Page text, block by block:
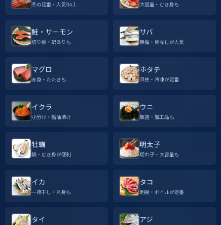
冬の定番・人気No.1 大容量・むき身も
鮭・サーモン
切り身・訳ありも
サバ
無塩・骨なしが人気
マグロ
赤身・たたきも
ホタテ
貝柱・冷凍が定番
イクラ
小分け・醤油漬け
ウニ
瓶詰・加工品も
牡蠣
鍋・むき身が便利
明太子
切れ子・大容量も
イカ
一夜干し・刺身も
タコ
刺身・ボイルが定番
タイ アジ